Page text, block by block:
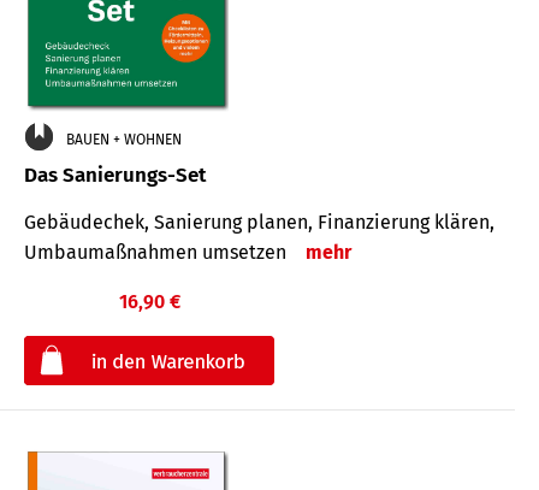
BAUEN + WOHNEN
Das Sanierungs-Set
Gebäudechek, Sanierung planen, Finanzierung klären,
Umbaumaßnahmen umsetzen
mehr
16,90 €